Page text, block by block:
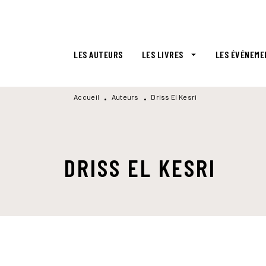
LES AUTEURS LES LIVRES arrow_drop_down LES
Accueil • Auteurs • Driss El Kesri
DRISS EL KESRI